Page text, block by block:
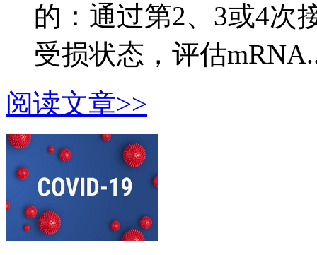
的：通过第2、3或4次
受损状态，评估
阅读文章>>